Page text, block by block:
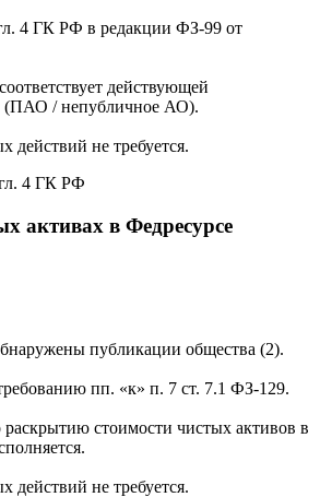
4 ГК РФ в редакции ФЗ-99 от
действующей
(ПАО / непубличное АО).
действий не требуется.
4 ГК РФ
активах в Федресурсе
публикации общества (2).
пп. «к» п. 7 ст. 7.1 ФЗ-129.
раскрытию стоимости чистых активов в
действий не требуется.